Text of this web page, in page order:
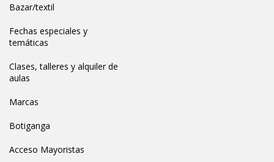
Bazar/textil
Fechas especiales y
temáticas
Clases, talleres y alquiler de
aulas
Marcas
Botiganga
Acceso Mayoristas